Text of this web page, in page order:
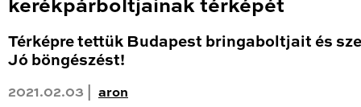
kerékpárboltjainak térképét
Térképre tettük Budapest bringaboltjait és
Jó böngészést!
2021.02.03 | aron